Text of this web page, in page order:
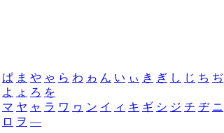
ぱ ま や ゃ ら わ ゎ ん い ぃ き ぎ し じ ち ぢ
よ ょ ろ を
マ ヤ ャ ラ ワ ヮ ン イ ィ キ ギ シ ジ チ ヂ ニ
ロ ヲ ―